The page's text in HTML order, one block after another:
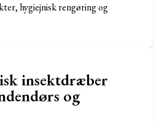
hygiejnisk rengøring og
insektdræber
og